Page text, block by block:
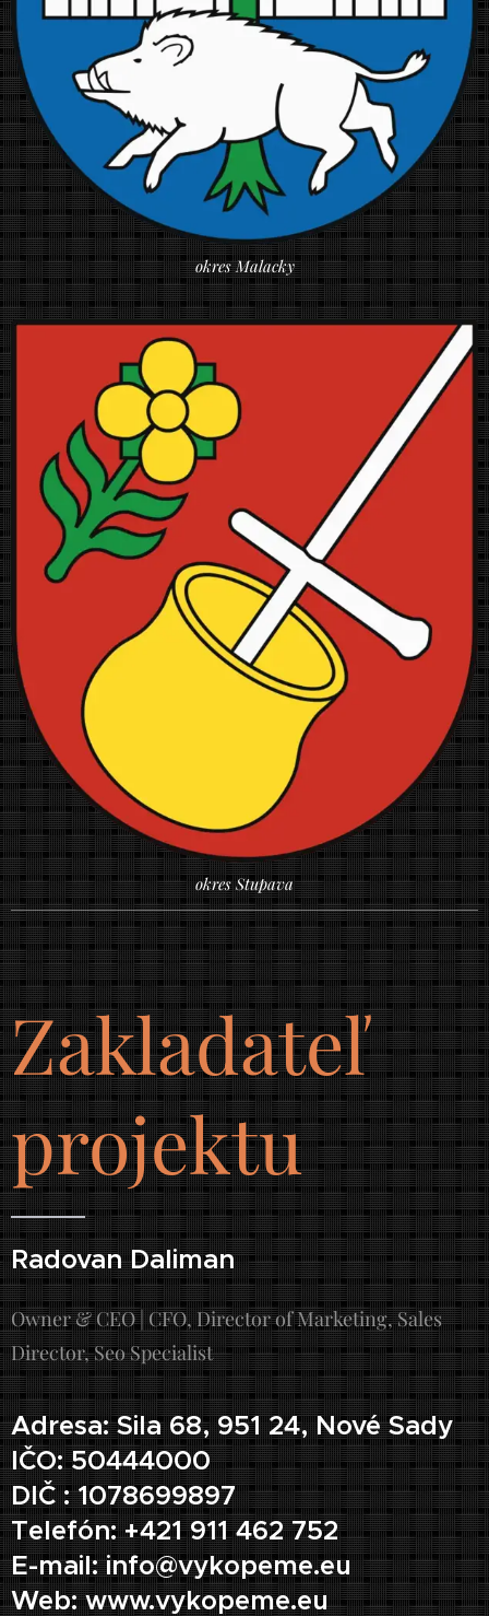
okres Malacky
okres Stupava
Zakladateľ
projektu
Radovan Daliman
Owner & CEO | CFO, Director of Marketing, Sales
Director, Seo Specialist
Adresa: Sila 68, 951 24, Nové Sady
IČO: 50444000
DIČ : 1078699897
Telefón: +421 911 462 752
E-mail: info@vykopeme.eu
Web: www.vykopeme.eu